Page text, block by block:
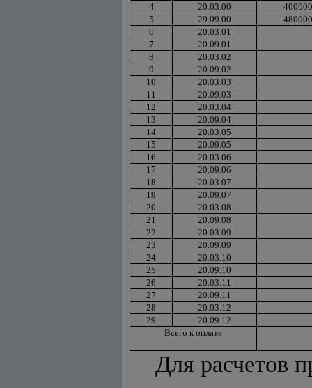
4
20.03.00
5
29.09.00
6
20.03.01
7
20.09.01
8
20.03.02
9
20.09.02
10
20.03.03
11
20.09.03
12
20.03.04
13
20.09.04
14
20.03.05
15
20.09.05
16
20.03.06
17
20.09.06
18
20.03.07
19
20.09.07
20
20.03.08
21
20.09.08
22
20.03.09
23
20.09.09
24
20.03.10
25
20.09.10
26
20.03.11
27
20.09.11
28
20.03.12
29
20.09.12
Всего к оплате
Для расчетов